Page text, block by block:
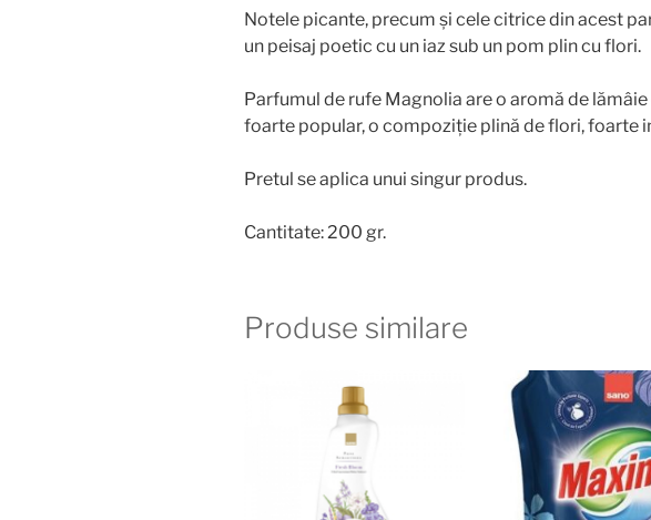
Notele picante, precum și cele citrice din acest
un peisaj poetic cu un iaz sub un pom plin cu flori.
Parfumul de rufe Magnolia are o aromă de
foarte popular, o compoziție plină de flori, foarte
Pretul se aplica unui singur produs.
Cantitate: 200 gr.
Produse similare